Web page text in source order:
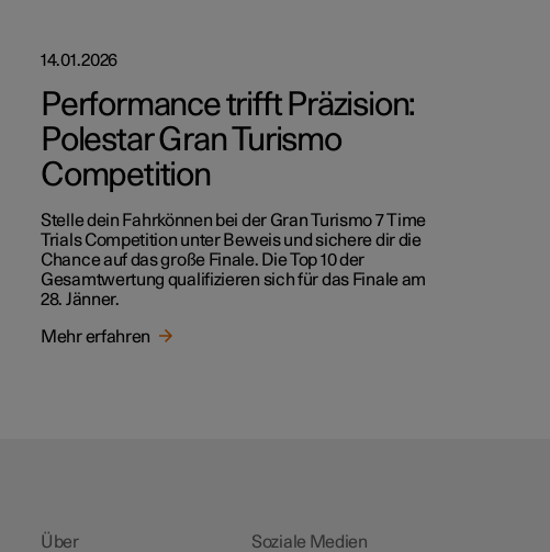
14.01.2026
Performance trifft Präzision:
Polestar Gran Turismo
Competition
Stelle dein Fahrkönnen bei der Gran Turismo 7 Time
Trials Competition unter Beweis und sichere dir die
Chance auf das große Finale. Die Top 10 der
Gesamtwertung qualifizieren sich für das Finale am
28. Jänner.
Mehr erfahren
Über
Soziale Medien